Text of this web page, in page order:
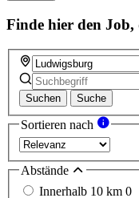
Finde hier den Job,
Suchen Suche
Sortieren nach
Abstände
Innerhalb 10 km 0